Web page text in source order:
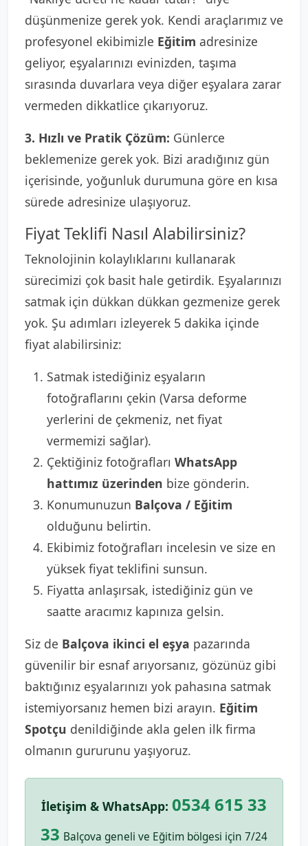
düşünmenize gerek yok. Kendi araçlarımız ve
profesyonel ekibimizle Eğitim adresinize
geliyor, eşyalarınızı evinizden, taşıma
sırasında duvarlara veya diğer eşyalara zarar
vermeden dikkatlice çıkarıyoruz.
3. Hızlı ve Pratik Çözüm: Günlerce
beklemenize gerek yok. Bizi aradığınız gün
içerisinde, yoğunluk durumuna göre en kısa
sürede adresinize ulaşıyoruz.
Fiyat Teklifi Nasıl Alabilirsiniz?
Teknolojinin kolaylıklarını kullanarak
sürecimizi çok basit hale getirdik. Eşyalarınızı
satmak için dükkan dükkan gezmenize gerek
yok. Şu adımları izleyerek 5 dakika içinde
fiyat alabilirsiniz:
Satmak istediğiniz eşyaların
fotoğraflarını çekin (Varsa deforme
yerlerini de çekmeniz, net fiyat
vermemizi sağlar).
Çektiğiniz fotoğrafları WhatsApp
hattımız üzerinden bize gönderin.
Konumunuzun Balçova / Eğitim
olduğunu belirtin.
Ekibimiz fotoğrafları incelesin ve size en
yüksek fiyat teklifini sunsun.
Fiyatta anlaşırsak, istediğiniz gün ve
saatte aracımız kapınıza gelsin.
Siz de Balçova ikinci el eşya pazarında
güvenilir bir esnaf arıyorsanız, gözünüz gibi
baktığınız eşyalarınızı yok pahasına satmak
istemiyorsanız hemen bizi arayın. Eğitim
Spotçu denildiğinde akla gelen ilk firma
olmanın gururunu yaşıyoruz.
İletişim & WhatsApp: 0534 615 33
33 Balçova geneli ve Eğitim bölgesi için 7/24